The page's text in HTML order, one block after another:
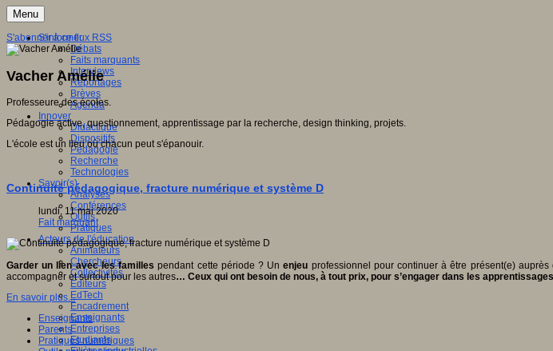
Menu
S'informer
Débats
Faits marquants
Interviews
Reportages
Brèves
Agenda
Innover
Didactique
Dispositifs
Pédagogie
Recherche
Technologies
Savoir(s)
Analyses
Conférences
Outils
Pratiques
Acteurs de l'éducation
Animateurs
Chercheurs
Collectivités
Editeurs
EdTech
Encadrement
Enseignants
Entreprises
Etudiants
S'abonner à ce flux RSS
Vacher Amélie
Professeure des écoles.
Pédagogie active, questionnement, apprentissage par la recherche, design thinking, projets.
L'école est un lieu où chacun peut s'épanouir.
Continuité pédagogique, fracture numérique et système D
lundi, 11 mai 2020
Fait marquant
Garder un lien avec les familles pendant cette période ? Unenjeu professionnel pour continuer à être présent(e)
accompagner et surtout pour les autres… Ceux qui ont besoin de nous, à tout prix, pour s’engager dans les
En savoir plus...
Enseignants
Parents
Pratiques numériques